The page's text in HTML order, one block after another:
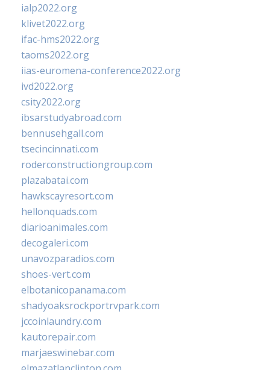
ialp2022.org
klivet2022.org
ifac-hms2022.org
taoms2022.org
iias-euromena-conference2022.org
ivd2022.org
csity2022.org
ibsarstudyabroad.com
bennusehgall.com
tsecincinnati.com
roderconstructiongroup.com
plazabatai.com
hawkscayresort.com
hellonquads.com
diarioanimales.com
decogaleri.com
unavozparadios.com
shoes-vert.com
elbotanicopanama.com
shadyoaksrockportrvpark.com
jccoinlaundry.com
kautorepair.com
marjaeswinebar.com